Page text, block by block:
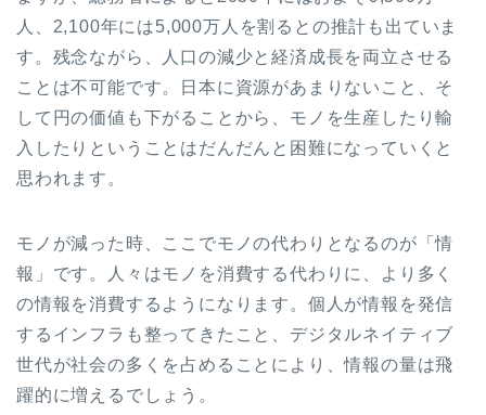
人、2,100年には5,000万人を割るとの推計も出ていま
す。残念ながら、人口の減少と経済成長を両立させる
ことは不可能です。日本に資源があまりないこと、そ
して円の価値も下がることから、モノを生産したり輸
入したりということはだんだんと困難になっていくと
思われます。
モノが減った時、ここでモノの代わりとなるのが「情
報」です。人々はモノを消費する代わりに、より多く
の情報を消費するようになります。個人が情報を発信
するインフラも整ってきたこと、デジタルネイティブ
世代が社会の多くを占めることにより、情報の量は飛
躍的に増えるでしょう。